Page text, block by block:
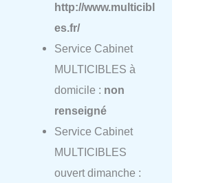
http://www.multicibl
es.fr/
Service Cabinet
MULTICIBLES à
domicile : non
renseigné
Service Cabinet
MULTICIBLES
ouvert dimanche :